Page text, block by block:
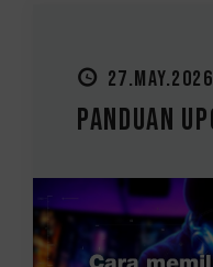
27.MAY.2026
Panduan